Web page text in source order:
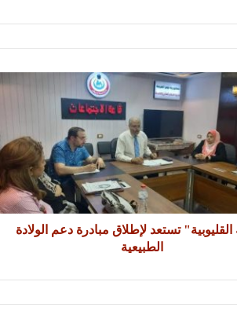
تستعد لإطلاق مبادرة دعم الولادة
الطبيعية